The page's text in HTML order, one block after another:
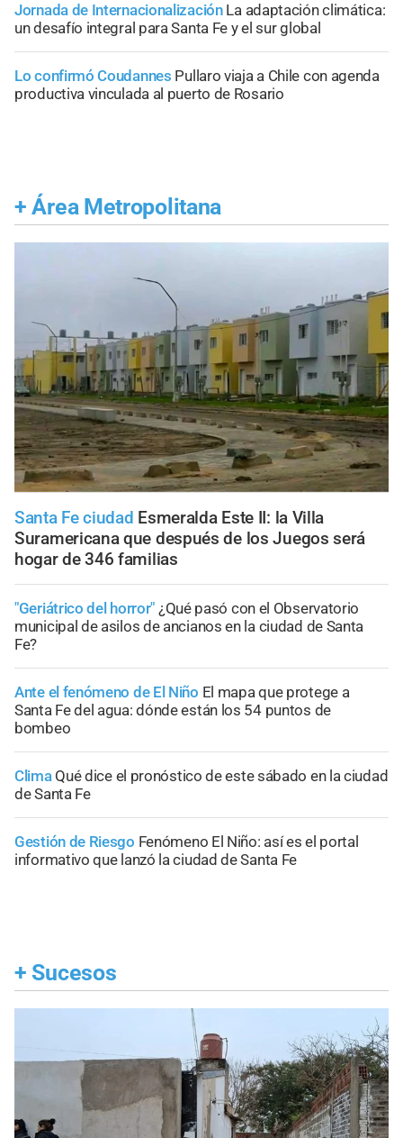
Jornada de Internacionalización La adaptación climática:
un desafío integral para Santa Fe y el sur global
Lo confirmó Coudannes Pullaro viaja a Chile con agenda
productiva vinculada al puerto de Rosario
+ Área Metropolitana
Santa Fe ciudad Esmeralda Este II: la Villa
Suramericana que después de los Juegos será
hogar de 346 familias
"Geriátrico del horror" ¿Qué pasó con el Observatorio
municipal de asilos de ancianos en la ciudad de Santa
Fe?
Ante el fenómeno de El Niño El mapa que protege a
Santa Fe del agua: dónde están los 54 puntos de
bombeo
Clima Qué dice el pronóstico de este sábado en la ciudad
de Santa Fe
Gestión de Riesgo Fenómeno El Niño: así es el portal
informativo que lanzó la ciudad de Santa Fe
+ Sucesos